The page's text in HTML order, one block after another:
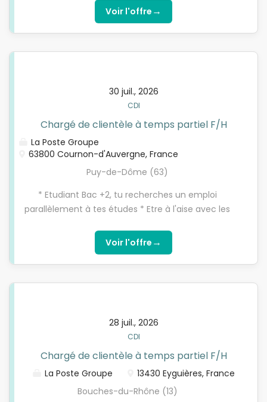
objectifs commerciaux, soucieux de répondre avec
justesse aux besoins des clients * Tu es attiré par la
relation client * Tu aimes travailler en équipe et les
challenges
Voir l'offre →
30 juil., 2026
CDI
Chargé de clientèle à temps partiel F/H
La Poste Groupe
63800 Cournon-d'Auvergne, France
Puy-de-Dôme (63)
* Etudiant Bac +2, tu recherches un emploi
parallèlement à tes études * Etre à l'aise avec les
objectifs commerciaux, soucieux de répondre avec
justesse aux besoins des clients * Tu es attiré par la
relation client * Tu aimes travailler en équipe et les
challenges
Voir l'offre →
28 juil., 2026
CDI
Chargé de clientèle à temps partiel F/H
La Poste Groupe
13430 Eyguières, France
Bouches-du-Rhône (13)